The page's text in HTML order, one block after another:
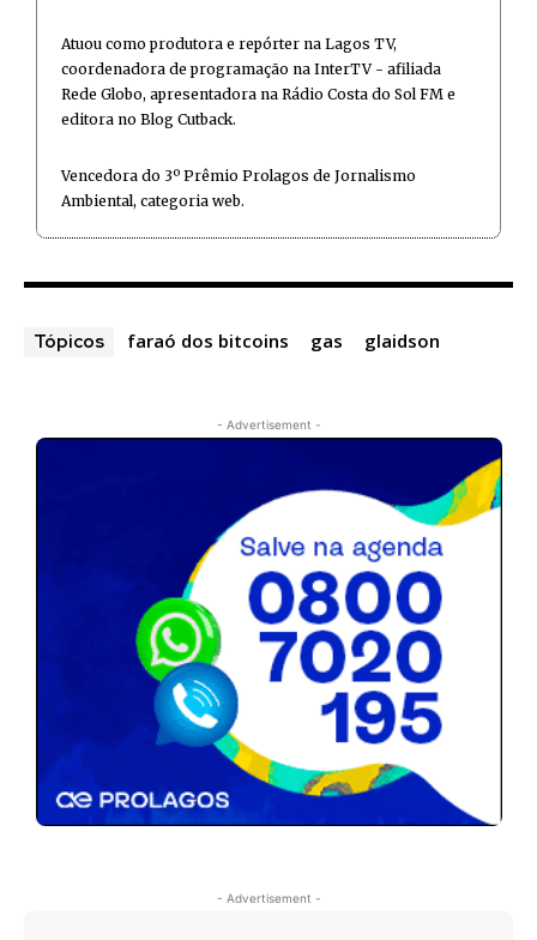
Atuou como produtora e repórter na Lagos TV,
coordenadora de programação na InterTV - afiliada
Rede Globo, apresentadora na Rádio Costa do Sol FM e
editora no Blog Cutback.
Vencedora do 3º Prêmio Prolagos de Jornalismo
Ambiental, categoria web.
Tópicos faraó dos bitcoins gas glaidson
- Advertisement -
- Advertisement -